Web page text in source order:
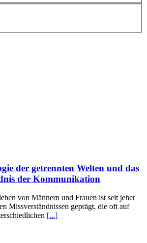
der getrennten Welten und das
der Kommunikation
von Männern und Frauen ist seit jeher
Missverständnissen geprägt, die oft auf
[...]